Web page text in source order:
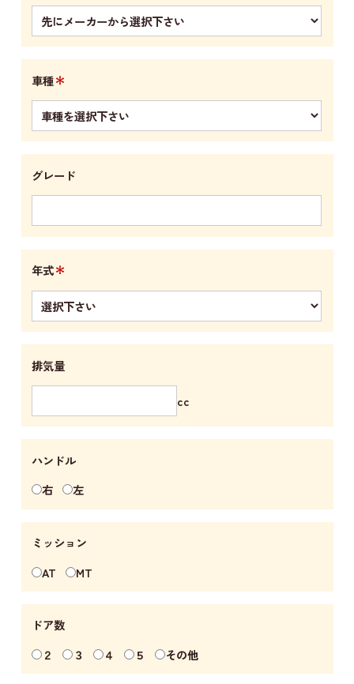
車種＊
グレード
年式＊
排気量
cc
ハンドル
右
左
ミッション
AT
MT
ドア数
２
３ ４ ５ その他